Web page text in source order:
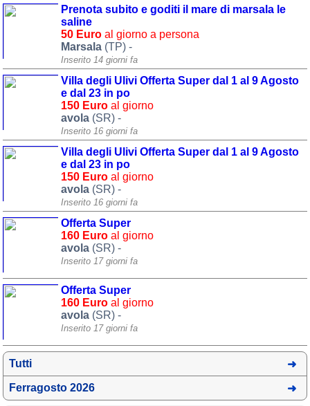
Prenota subito e goditi il mare di marsala le
saline
50 Euro al giorno a persona
Marsala (TP) -
Inserito 14 giorni fa
Villa degli Ulivi Offerta Super dal 1 al 9 Agosto
e dal 23 in po
150 Euro al giorno
avola (SR) -
Inserito 16 giorni fa
Villa degli Ulivi Offerta Super dal 1 al 9 Agosto
e dal 23 in po
150 Euro al giorno
avola (SR) -
Inserito 16 giorni fa
Offerta Super
160 Euro al giorno
avola (SR) -
Inserito 17 giorni fa
Offerta Super
160 Euro al giorno
avola (SR) -
Inserito 17 giorni fa
Tutti
Ferragosto 2026
Trentino - Alto Adige
(103)
Valle d'Aosta (28)
(179)